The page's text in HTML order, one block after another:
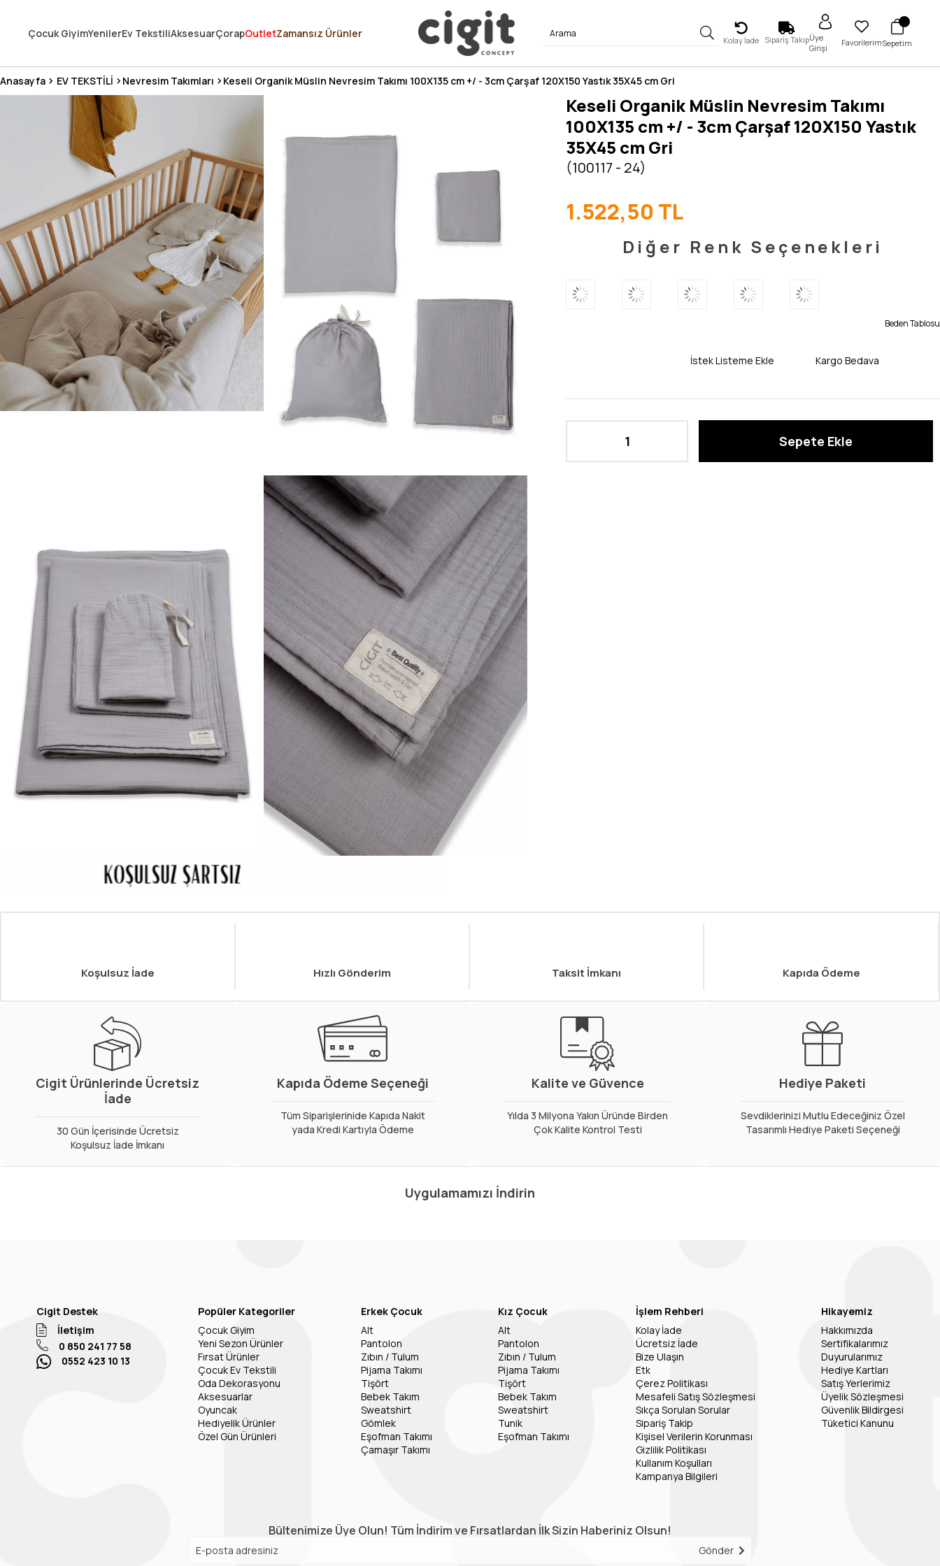
3 MİLYONDAN FAZLA MUTLU MÜŞTERİ ❤️ 10 MİLYON ÜRÜN
Çocuk GiyimYenilerEv TekstiliAksesuarÇorapOutletZamansız Ürünler
Kolay İade Sipariş TakipÜye
Girişi
FavorilerimSepetim
Anasayfa EV TEKSTİLİ Nevresim Takımları Keseli Organik Müslin Nevresim Takımı 100X135 cm +/ - 3cm Çarşaf 120X150 Yastık 35X45 cm Gri
Keseli Organik Müslin Nevresim Takımı
100X135 cm +/ - 3cm Çarşaf 120X150 Yastık
35X45 cm Gri
(100117 - 24)
1.522,50 TL
Diğer Renk Seçenekleri
Beden Tablosu
İstek Listeme Ekle Kargo Bedava
Koşulsuz İade Hızlı Gönderim Taksit İmkanı Kapıda Ödeme
Cigit Ürünlerinde Ücretsiz
İade
30 Gün İçerisinde Ücretsiz
Koşulsuz İade İmkanı
Kapıda Ödeme Seçeneği
Tüm Siparişlerinide Kapıda Nakit
yada Kredi Kartıyla Ödeme
Kalite ve Güvence
Yılda 3 Milyona Yakın Üründe Birden
Çok Kalite Kontrol Testi
Hediye Paketi
Sevdiklerinizi Mutlu Edeceğiniz Özel
Tasarımlı Hediye Paketi Seçeneği
Uygulamamızı İndirin
Cigit Destek
İletişim
0 850 241 77 58
0552 423 10 13
Popüler Kategoriler
Çocuk Giyim
Yeni Sezon Ürünler
Fırsat Ürünler
Çocuk Ev Tekstili
Oda Dekorasyonu
Aksesuarlar
Oyuncak
Hediyelik Ürünler
Özel Gün Ürünleri
Erkek Çocuk
Alt
Pantolon
Zıbın / Tulum
Pijama Takımı
Tişört
Bebek Takım
Sweatshirt
Gömlek
Eşofman Takımı
Çamaşır Takımı
Kız Çocuk
Alt
Pantolon
Zıbın / Tulum
Pijama Takımı
Tişört
Bebek Takım
Sweatshirt
Tunik
Eşofman Takımı
İşlem Rehberi
Kolay İade
Ücretsiz İade
Bize Ulaşın
Etk
Çerez Politikası
Mesafeli Satış Sözleşmesi
Sıkça Sorulan Sorular
Sipariş Takip
Kişisel Verilerin Korunması
Gizlilik Politikası
Kullanım Koşulları
Kampanya Bilgileri
Hikayemiz
Hakkımızda
Sertifikalarımız
Duyurularımız
Hediye Kartları
Satış Yerlerimiz
Üyelik Sözleşmesi
Güvenlik Bildirgesi
Tüketici Kanunu
Bültenimize Üye Olun! Tüm İndirim ve Fırsatlardan İlk Sizin Haberiniz Olsun!
Gönder